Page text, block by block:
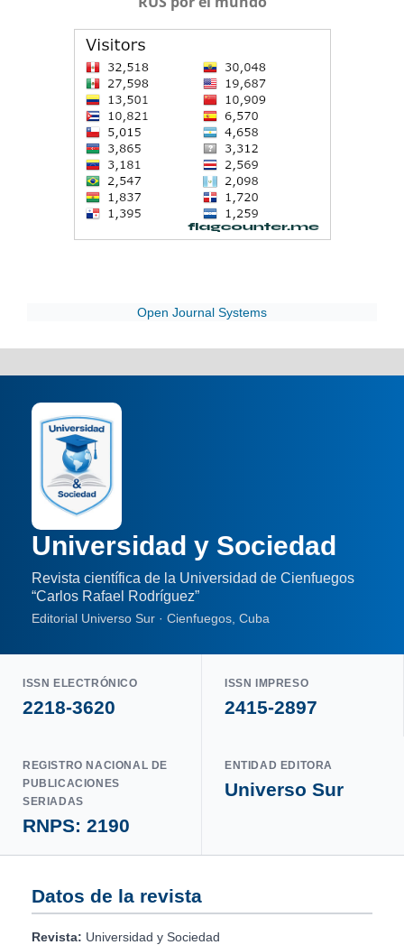
Open Journal Systems
Universidad y Sociedad
Revista científica de la Universidad de Cienfuegos
“Carlos Rafael Rodríguez”
Editorial Universo Sur · Cienfuegos, Cuba
ISSN ELECTRÓNICO
2218-3620
ISSN IMPRESO
2415-2897
REGISTRO NACIONAL DE
PUBLICACIONES
SERIADAS
RNPS: 2190
ENTIDAD EDITORA
Universo Sur
Datos de la revista
Revista: Universidad y Sociedad